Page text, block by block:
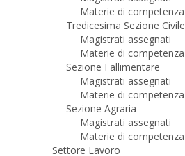
Materie di competenza
Tredicesima Sezione Civile
Magistrati assegnati
Materie di competenza
Sezione Fallimentare
Magistrati assegnati
Materie di competenza
Sezione Agraria
Magistrati assegnati
Materie di competenza
Settore Lavoro